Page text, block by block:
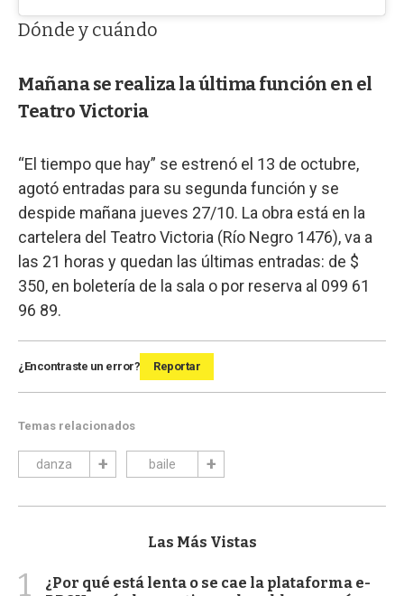
Dónde y cuándo
Mañana se realiza la última función en el
Teatro Victoria
“El tiempo que hay” se estrenó el 13 de octubre,
agotó entradas para su segunda función y se
despide mañana jueves 27/10. La obra está en la
cartelera del Teatro Victoria (Río Negro 1476), va a
las 21 horas y quedan las últimas entradas: de $
350, en boletería de la sala o por reserva al 099 61
96 89.
¿Encontraste un error? Reportar
Temas relacionados
danza baile
Las Más Vistas
1
¿Por qué está lenta o se cae la plataforma e-